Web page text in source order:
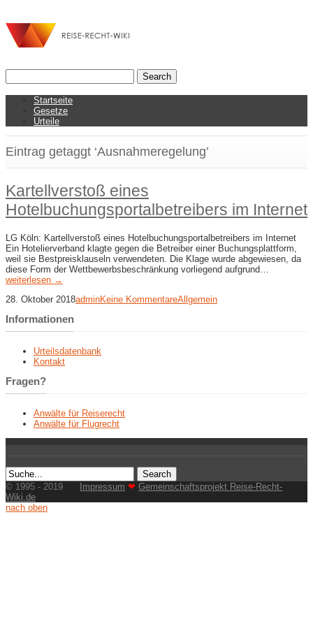
Startseite
Gesetze
Urteile
Eintrag getaggt ‘Ausnahmeregelung’
Kartellverstoß eines
Hotelbuchungsportalbetreibers im Internet
LG Köln: Kartellverstoß eines Hotelbuchungsportalbetreibers im Internet
Ein Hotelierverband klagte gegen die Betreiber einer Buchungsplattform,
weil sie Bestpreisklauseln verwendeten. Die Klage wurde abgewiesen, da
diese Form der Wettbewerbsbeschränkung vorliegend aufgrund…
weiterlesen →
28. Oktober 2018adminKeine KommentareAllgemein
Informationen
Urteilsdatenbank
Kontakt
Fragen?
Anwälte für Reiserecht
Anwälte für Flugrecht
© 1995 - 2019 Impressum ❤ Gemeinschaftsprojekt Reise-Recht-
Wiki.de
nach oben